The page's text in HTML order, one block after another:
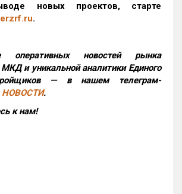
новых проектов, старте
.
новостей рынка
МКД и уникальной аналитики Единого
— в нашем телеграм-
НОВОСТИ.
к нам!